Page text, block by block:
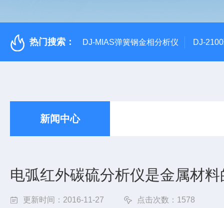
热门搜索： DJ-MIAS弹簧钢金相分析仪 DJ-
新闻中心
电弧红外碳硫分析仪是金属材
更新时间：2016-11-27 点击次数：1578